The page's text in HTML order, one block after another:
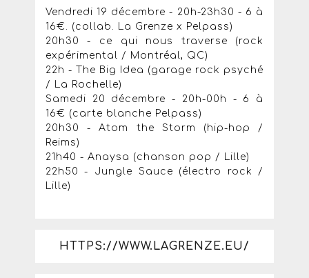
Vendredi 19 décembre - 20h-23h30 - 6 à
16€. (collab. La Grenze x Pelpass)
20h30 - ce qui nous traverse (rock
expérimental / Montréal, QC)
22h - The Big Idea (garage rock psyché
/ La Rochelle)
Samedi 20 décembre - 20h-00h - 6 à
16€ (carte blanche Pelpass)
20h30 - Atom the Storm (hip-hop /
Reims)
21h40 - Anaysa (chanson pop / Lille)
22h50 - Jungle Sauce (électro rock /
Lille)
HTTPS://WWW.LAGRENZE.EU/